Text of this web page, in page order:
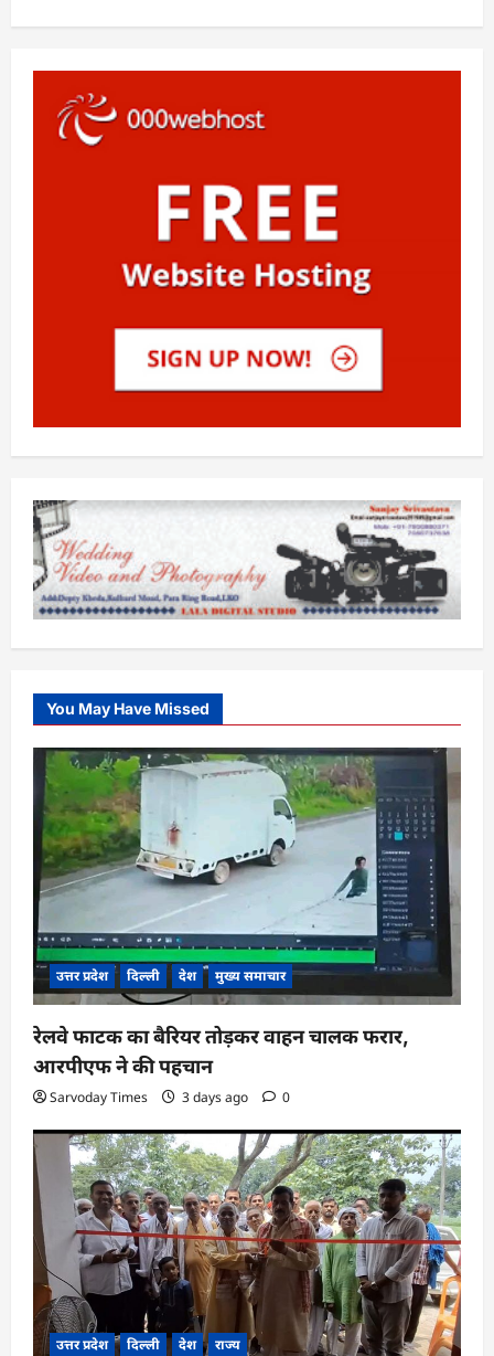
You May Have Missed
उत्तर प्रदेश दिल्ली देश मुख्य समाचार
रेलवे फाटक का बैरियर तोड़कर वाहन चालक फरार,
आरपीएफ ने की पहचान
Sarvoday Times 3 days ago 0
उत्तर प्रदेश दिल्ली देश राज्य